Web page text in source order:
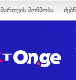
მართვის მოწმობა